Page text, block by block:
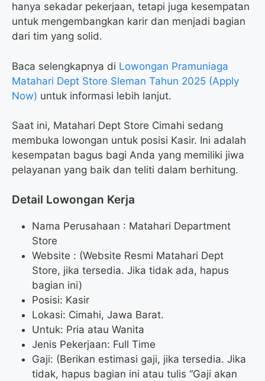
hanya sekadar pekerjaan, tetapi juga kesempatan
untuk mengembangkan karir dan menjadi bagian
dari tim yang solid.
Baca selengkapnya di Lowongan Pramuniaga
Matahari Dept Store Sleman Tahun 2025 (Apply
Now) untuk informasi lebih lanjut.
Saat ini, Matahari Dept Store Cimahi sedang
membuka lowongan untuk posisi Kasir. Ini adalah
kesempatan bagus bagi Anda yang memiliki jiwa
pelayanan yang baik dan teliti dalam berhitung.
Detail Lowongan Kerja
Nama Perusahaan : Matahari Department
Store
Website : (Website Resmi Matahari Dept
Store, jika tersedia. Jika tidak ada, hapus
bagian ini)
Posisi: Kasir
Lokasi: Cimahi, Jawa Barat.
Untuk: Pria atau Wanita
Jenis Pekerjaan: Full Time
Gaji: (Berikan estimasi gaji, jika tersedia. Jika
tidak, hapus bagian ini atau tulis “Gaji akan